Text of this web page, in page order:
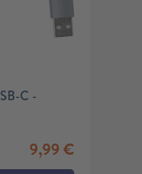
C -
9,99€